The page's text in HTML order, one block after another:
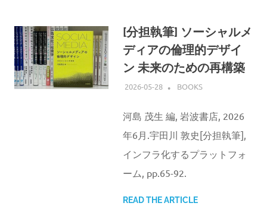
[分担執筆] ソーシャルメ
ディアの倫理的デザイ
ン 未来のための再構築
2026-05-28 ATSUSHI UDAGAWA
BOOKS
河島 茂生 編, 岩波書店, 2026
年6月.宇田川 敦史[分担執筆],
インフラ化するプラットフォ
ーム, pp.65-92.
READ THE ARTICLE